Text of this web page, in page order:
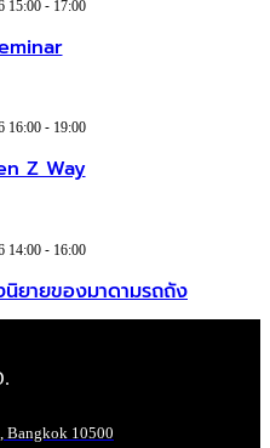
15:00 - 17:00
16:00 - 19:00
Z Way
14:00 - 16:00
ยายของมาดามรถถัง
Bangkok 10500